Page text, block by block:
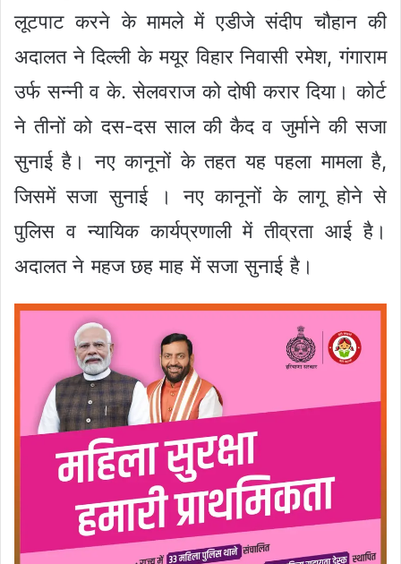
लूटपाट करने के मामले में एडीजे संदीप चौहान की
अदालत ने दिल्ली के मयूर विहार निवासी रमेश, गंगाराम
उर्फ सन्नी व के. सेलवराज को दोषी करार दिया। कोर्ट
ने तीनों को दस-दस साल की कैद व जुर्माने की सजा
सुनाई है। नए कानूनों के तहत यह पहला मामला है,
जिसमें सजा सुनाई । नए कानूनों के लागू होने से
पुलिस व न्यायिक कार्यप्रणाली में तीव्रता आई है।
अदालत ने महज छह माह में सजा सुनाई है।